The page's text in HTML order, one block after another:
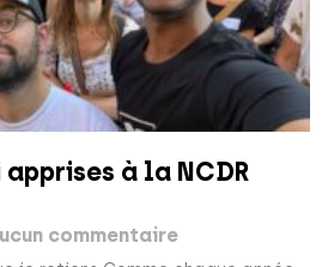
apprises à la NCDR
commentaire